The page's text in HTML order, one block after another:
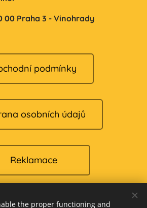
00 Praha 3 - Vinohrady
podmínky
osobních údajů
Reklamace
the proper functioning and